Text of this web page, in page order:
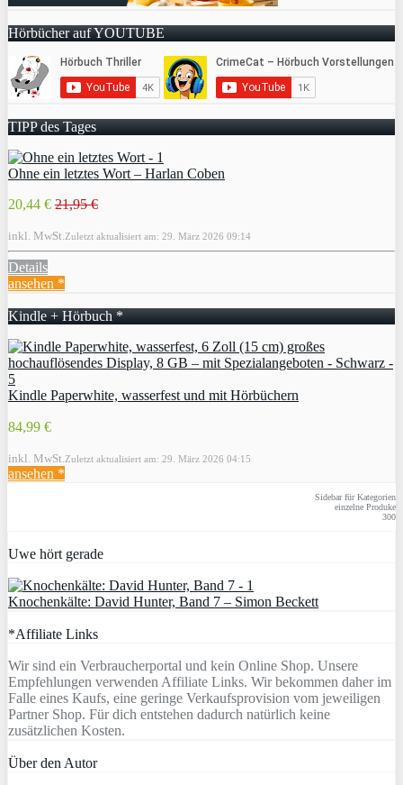
Hörbücher auf YOUTUBE
TIPP des Tages
Ohne ein letztes Wort – Harlan Coben
20,44 € 21,95 €
inkl. MwSt. Zuletzt aktualisiert am: 29. März 2026 09:14
Details
ansehen *
Kindle + Hörbuch *
Kindle Paperwhite, wasserfest und mit Hörbüchern
84,99 €
inkl. MwSt. Zuletzt aktualisiert am: 29. März 2026 04:15
ansehen *
Sidebar für Kategorien
einzelne Produke
300
Uwe hört gerade
Knochenkälte: David Hunter, Band 7 – Simon Beckett
*Affiliate Links
Wir sind ein Verbraucherportal und kein Online Shop. Unsere
Empfehlungen verwenden Affiliate Links. Wir bekommen daher im
Falle eines Kaufs, eine geringe Verkaufsprovision vom jeweiligen
Partner Shop. Für dich entstehen dadurch natürlich keine
zusätzlichen Kosten.
Über den Autor